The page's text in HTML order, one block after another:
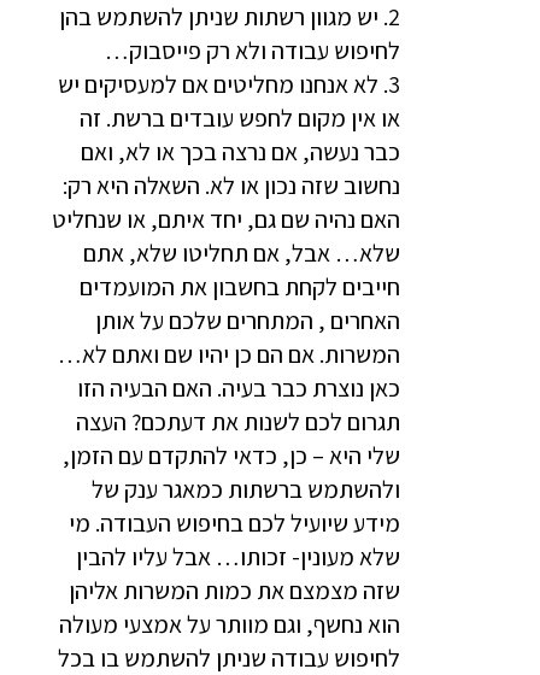
2. יש מגוון רשתות שניתן להשתמש בהן
לחיפוש עבודה ולא רק פייסבוק…
3. לא אנחנו מחליטים אם למעסיקים יש
או אין מקום לחפש עובדים ברשת. זה
כבר נעשה, אם נרצה בכך או לא, ואם
נחשוב שזה נכון או לא. השאלה היא רק:
האם נהיה שם גם, יחד איתם, או שנחליט
שלא… אבל, אם תחליטו שלא, אתם
חייבים לקחת בחשבון את המועמדים
האחרים , המתחרים שלכם על אותן
המשרות. אם הם כן יהיו שם ואתם לא…
כאן נוצרת כבר בעיה. האם הבעיה הזו
תגרום לכם לשנות את דעתכם? העצה
שלי היא – כן, כדאי להתקדם עם הזמן,
ולהשתמש ברשתות כמאגר ענק של
מידע שיועיל לכם בחיפוש העבודה. מי
שלא מעונין- זכותו… אבל עליו להבין
שזה מצמצם את כמות המשרות אליהן
הוא נחשף, וגם מוותר על אמצעי מעולה
לחיפוש עבודה שניתן להשתמש בו בכל